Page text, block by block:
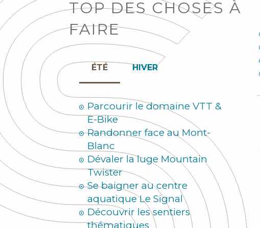
TOP DES CHOSES À
FAIRE
HIVER
ÉTÉ
Parcourir le domaine VTT &
E-Bike
Randonner face au Mont-
Blanc
Dévaler la luge Mountain
Twister
Se baigner au centre
aquatique Le Signal
Découvrir les sentiers
thématiques